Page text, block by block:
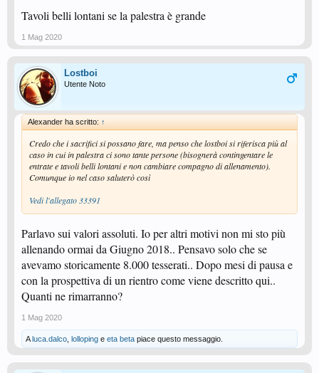
Tavoli belli lontani se la palestra è grande
1 Mag 2020
Lostboi
Utente Noto
Alexander ha scritto: ↑
Credo che i sacrifici si possano fare, ma penso che lostboi si riferisca più al
caso in cui in palestra ci sono tante persone (bisognerà contingentare le
entrate e tavoli belli lontani e non cambiare compagno di allenamento).
Comunque io nel caso saluterò così
Vedi l'allegato 33391
Parlavo sui valori assoluti. Io per altri motivi non mi sto più
allenando ormai da Giugno 2018.. Pensavo solo che se
avevamo storicamente 8.000 tesserati.. Dopo mesi di pausa e
con la prospettiva di un rientro come viene descritto qui..
Quanti ne rimarranno?
1 Mag 2020
A luca.dalco, lolloping e eta beta piace questo messaggio.